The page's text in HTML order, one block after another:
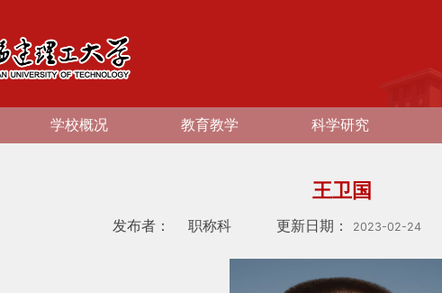
学校概况 教育教学 科学研究
王卫国
发布者： 职称科 更新日期： 2023-02-24